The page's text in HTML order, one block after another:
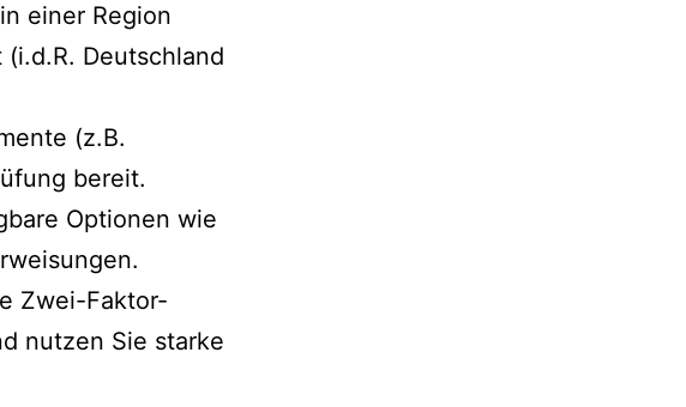
einer Region
Deutschland
(z.B.
bereit.
Optionen wie
Zwei-Faktor-
nutzen Sie starke